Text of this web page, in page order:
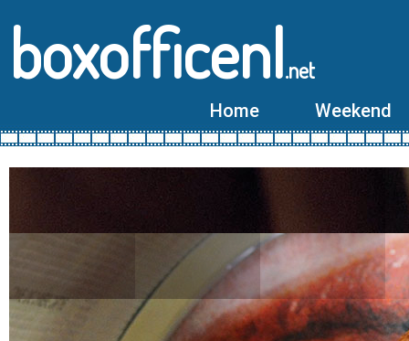
boxofficenl.net
Home Weekend